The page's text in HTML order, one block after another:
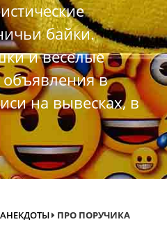
байки.
и веселые
в
на вывесках, в
ПРО ПОРУЧИКА